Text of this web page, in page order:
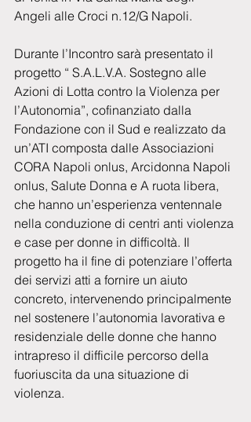
Angeli alle Croci n.12/G Napoli.
Durante l’Incontro sarà presentato il
progetto “ S.A.L.V.A. Sostegno alle
Azioni di Lotta contro la Violenza per
l’Autonomia”, cofinanziato dalla
Fondazione con il Sud e realizzato da
un’ATI composta dalle Associazioni
CORA Napoli onlus, Arcidonna Napoli
onlus, Salute Donna e A ruota libera,
che hanno un’esperienza ventennale
nella conduzione di centri anti violenza
e case per donne in difficoltà. Il
progetto ha il fine di potenziare l’offerta
dei servizi atti a fornire un aiuto
concreto, intervenendo principalmente
nel sostenere l’autonomia lavorativa e
residenziale delle donne che hanno
intrapreso il difficile percorso della
fuoriuscita da una situazione di
violenza.